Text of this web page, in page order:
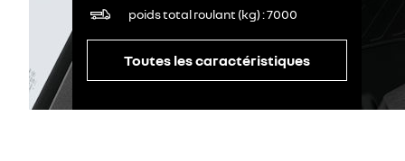
poids total roulant (kg) 7000
Toutes les caractéristiques